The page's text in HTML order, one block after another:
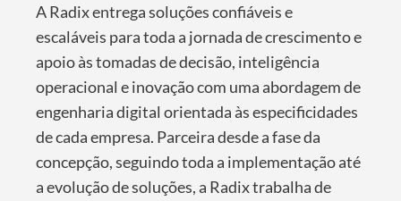
A Radix entrega soluções confiáveis e
escaláveis para toda a jornada de crescimento e
apoio às tomadas de decisão, inteligência
operacional e inovação com uma abordagem de
engenharia digital orientada às especificidades
de cada empresa. Parceira desde a fase da
concepção, seguindo toda a implementação até
a evolução de soluções, a Radix trabalha de